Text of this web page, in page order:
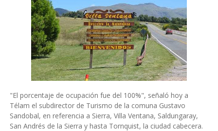
"El porcentaje de ocupación fue del 100%", señaló hoy a
Télam el subdirector de Turismo de la comuna Gustavo
Sandobal, en referencia a Sierra, Villa Ventana, Saldungaray,
San Andrés de la Sierra y hasta Tornquist, la ciudad cabecera.